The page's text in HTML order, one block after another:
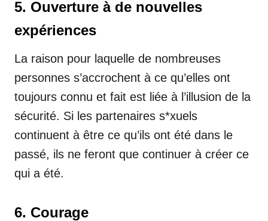
5. Ouverture à de nouvelles
expériences
La raison pour laquelle de nombreuses
personnes s’accrochent à ce qu’elles ont
toujours connu et fait est liée à l’illusion de la
sécurité. Si les partenaires s*xuels
continuent à être ce qu’ils ont été dans le
passé, ils ne feront que continuer à créer ce
qui a été.
6. Courage